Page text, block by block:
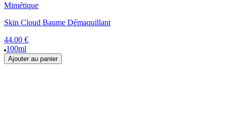
Mimétique
Skin Cloud Baume Démaquillant
44.00 €
100ml
Ajouter au panier